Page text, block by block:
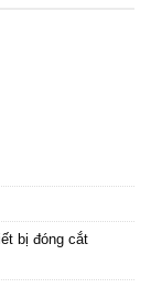
bị đóng cắt